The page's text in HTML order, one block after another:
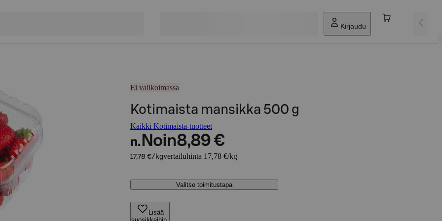
Kirjaudu
Ei valikoimassa
Kotimaista mansikka 500 g
Kaikki Kotimaista-tuotteet
n. Noin8,89 €
17,78 €/kgvertailuhinta 17,78 €/kg
Valitse toimitustapa
Lisää